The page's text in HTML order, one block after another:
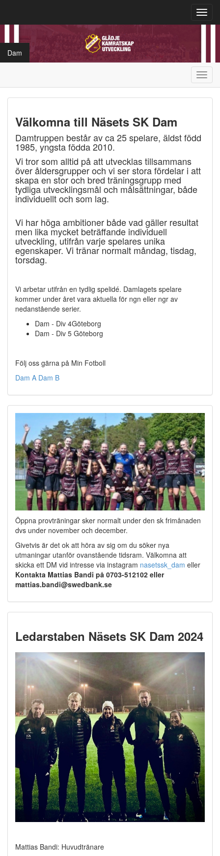
Dam
Välkomna till Näsets SK Dam
Damtruppen består av ca 25 spelare, äldst född
1985, yngsta födda 2010.
Vi tror som alltid på att utvecklas tillsammans
över åldersgrupper och vi ser stora fördelar i att
skapa en stor och bred träningsgrupp med
tydliga utvecklingsmål och målsättningar, både
individuellt och som lag.
Vi har höga ambitioner både vad gäller resultat
men lika mycket beträffande individuell
utveckling, utifrån varje spelares unika
egenskaper. Vi tränar normalt måndag, tisdag,
torsdag.
Vi arbetar utifrån en tydlig spelidé. Damlagets spelare
kommer under året vara aktuella för ngn eller ngr av
nedanstående serier.
Dam - Div 4Göteborg
Dam - Div 5 Göteborg
Följ oss gärna på Min Fotboll
Dam A Dam B
Öppna provträningar sker normalt under den sk frimånaden
dvs under november och december.
Givetvis är det ok att höra av sig om du söker nya
utmaningar utanför ovanstående tidsram. Välkomna att
skicka ett DM vid intresse via instagram nasetssk_dam eller
Kontakta Mattias Bandi på 0703-512102 eller
mattias.bandi@swedbank.se
Ledarstaben Näsets SK Dam 2024
Mattias Bandi: Huvudtränare